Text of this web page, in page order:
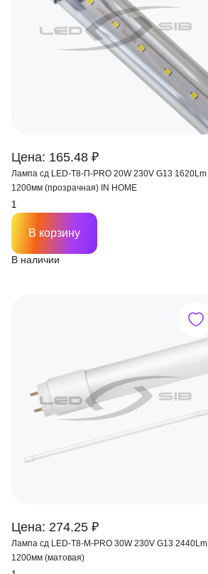
Цена: 165.48 ₽
Лампа сд LED-T8-П-PRO 20W 230V G13 1620Lm
1200мм (прозрачная) IN HOME
В наличии
В корзину
Цена: 274.25 ₽
Лампа сд LED-T8-M-PRO 30W 230V G13 2440Lm
1200мм (матовая)